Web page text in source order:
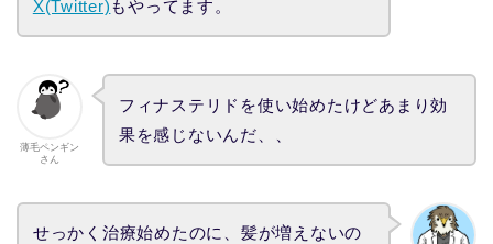
X(Twitter)もやってます。
薄毛ペンギン
さん
フィナステリドを使い始めたけどあまり効
果を感じないんだ、、
せっかく治療始めたのに、髪が増えないの